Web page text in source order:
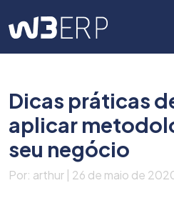
Dicas práticas
aplicar
seu negócio
Por: arthur | 26 de maio de